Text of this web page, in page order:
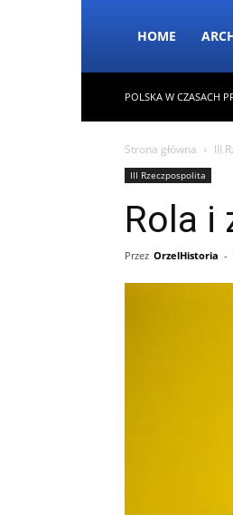
HOME
POLSKA W CZASACH
Strona główna III
III Rzeczpospolita
Rola i
Przez OrzelHistoria -